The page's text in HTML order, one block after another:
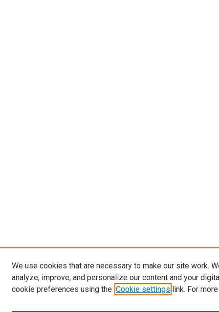
We use cookies that are necessary to make our site work.
analyze, improve, and personalize our content and your
cookie preferences using the Cookie settings link. For